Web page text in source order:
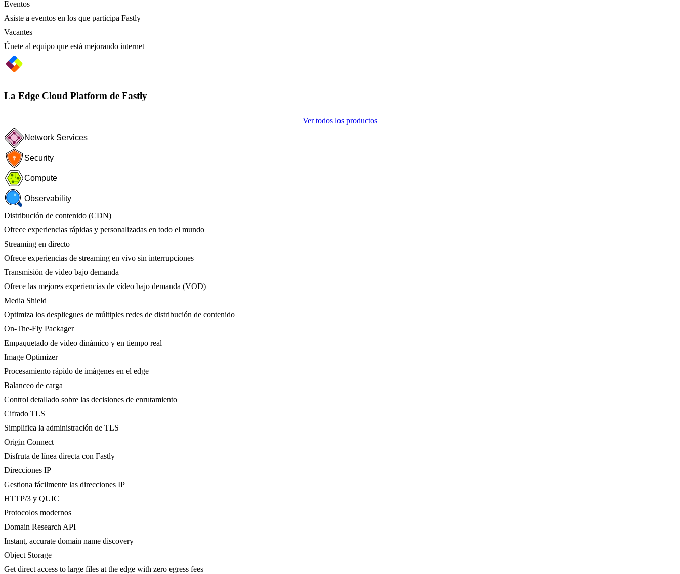
Eventos
Asiste a eventos en los que participa Fastly
Vacantes
Únete al equipo que está mejorando internet
La Edge Cloud Platform de Fastly
Ver todos los productos
Network Services
Security
Compute
Observability
Distribución de contenido (CDN)
Ofrece experiencias rápidas y personalizadas en todo el mundo
Streaming en directo
Ofrece experiencias de streaming en vivo sin interrupciones
Transmisión de video bajo demanda
Ofrece las mejores experiencias de vídeo bajo demanda (VOD)
Media Shield
Optimiza los despliegues de múltiples redes de distribución de contenido
On-The-Fly Packager
Empaquetado de video dinámico y en tiempo real
Image Optimizer
Procesamiento rápido de imágenes en el edge
Balanceo de carga
Control detallado sobre las decisiones de enrutamiento
Cifrado TLS
Simplifica la administración de TLS
Origin Connect
Disfruta de línea directa con Fastly
Direcciones IP
Gestiona fácilmente las direcciones IP
HTTP/3 y QUIC
Protocolos modernos
Domain Research API
Instant, accurate domain name discovery
Object Storage
Get direct access to large files at the edge with zero egress fees